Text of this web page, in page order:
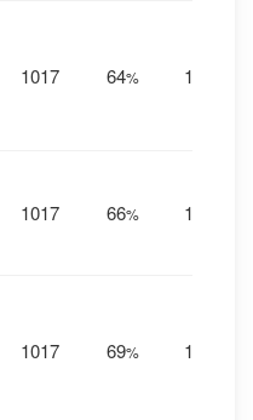
1017 64% 16
1017 66% 15
1017 69% 10